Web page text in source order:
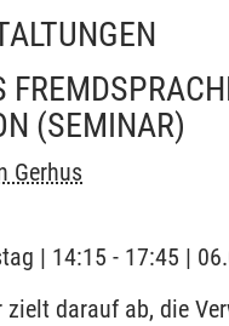
(SEMINAR)
Gerhus
| 14:15 - 17:45 |
zielt darauf ab, die